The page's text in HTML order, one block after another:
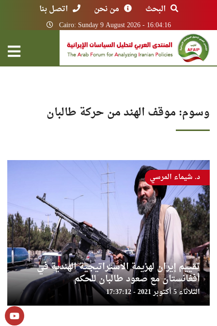
البحث من نحن اتصل بنا
Cairo: Sunday 9 August 2026 - 16:04:16
وسوم: موقف الهند من حركة طالبان
تقييم إيران لهزيمة الاستراتيجية الهندية في
أفغانستان مع صعود طالبان للحكم
الثلاثاء 5 أكتوبر 2021 - 17:37:12
د. شيماء المرسي